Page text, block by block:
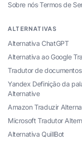
Sobre nós·Termos de
ALTERNATIVAS
Alternativa ChatGPT
Alternativa ao Google
Tradutor de documentos
Yandex Definição da
Alternative
Amazon Traduzir
Microsoft Tradutor
Alternativa QuillBot